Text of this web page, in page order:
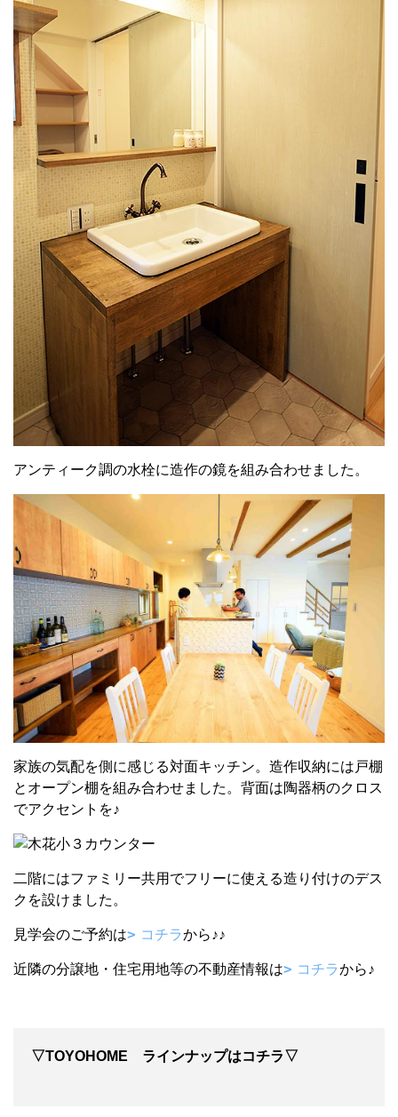
アンティーク調の水栓に造作の鏡を組み合わせました。
家族の気配を側に感じる対面キッチン。造作収納には戸棚
とオープン棚を組み合わせました。背面は陶器柄のクロス
でアクセントを♪
二階にはファミリー共用でフリーに使える造り付けのデス
クを設けました。
見学会のご予約は コチラから♪♪
近隣の分譲地・住宅用地等の不動産情報は コチラから♪
▽TOYOHOME ラインナップはコチラ▽